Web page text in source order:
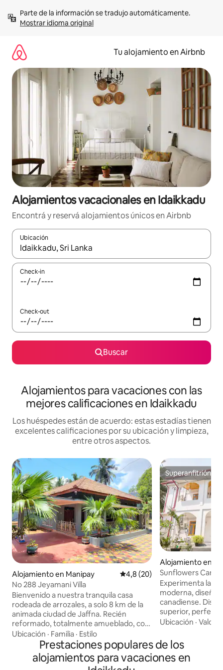
contenidoMostrar idioma original
Tu alojamiento en Airbnb
Alojamientos vacacionales en Idaikkadu
Encontrá y reservá alojamientos únicos en Airbnb
Ubicación
Cuando los resultados estén disponibles, navegá con las
Check-in
Check-out
Buscar
Alojamientos para vacaciones con las
mejores calificaciones en Idaikkadu
Los huéspedes están de acuerdo: estas estadías tienen
excelentes calificaciones por su ubicación y limpieza,
entre otros aspectos.
Alojamiento en Manipay Calificación promedio: 4,8 de
4,8 (20)
No 288 Jeyamani Villa
Bienvenido a nuestra tranquila casa
rodeada de arrozales, a solo 8 km de la
animada ciudad de Jaffna. Recién
reformado, totalmente amueblado, con
aire acondicionado y mosquiteras. Las
atracciones cercanas incluyen el fuerte
de Jaffna (9 km) y el templo de Nallur (10
km). Fácil acceso desde la parada de
Ubicación · Familia · Estilo
Superanfitrión
Superanfitrión
Alojamiento en
Sunflowers
superior entera
Experimenta la
moderna,
canadiense.
superior,
Rodeada de
balcón
disfrutar de la
dos baños y aire
Ubicación ·Valor
Prestaciones populares de los
alojamientos para vacaciones en